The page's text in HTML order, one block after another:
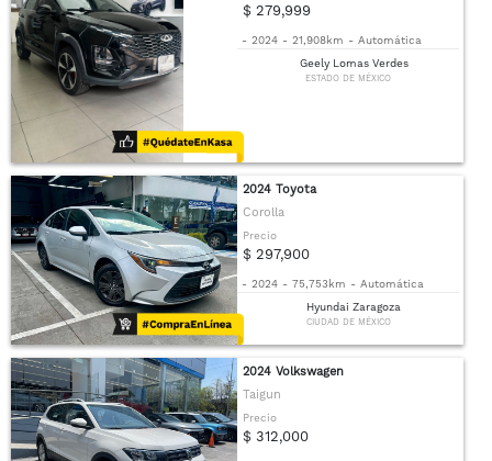
$ 279,999
- 2024 - 21,908km - Automática
Geely Lomas Verdes
ESTADO DE MÉXICO
2024 Toyota
Corolla
Precio
$ 297,900
- 2024 - 75,753km - Automática
Hyundai Zaragoza
CIUDAD DE MÉXICO
2024 Volkswagen
Taigun
Precio
$ 312,000